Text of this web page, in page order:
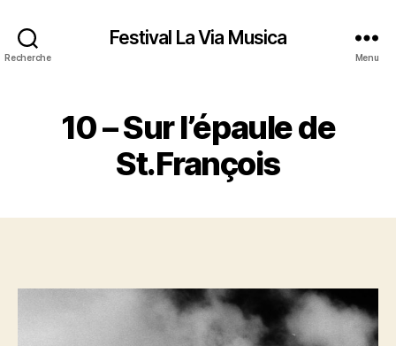
Recherche
Festival La Via Musica
Menu
10 – Sur l’épaule de
St.François